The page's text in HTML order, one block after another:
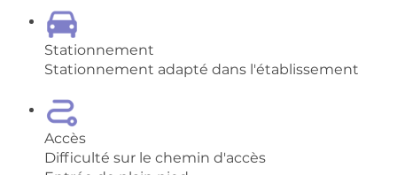
Stationnement
Stationnement adapté dans l'établissement
Accès
Difficulté sur le chemin d'accès